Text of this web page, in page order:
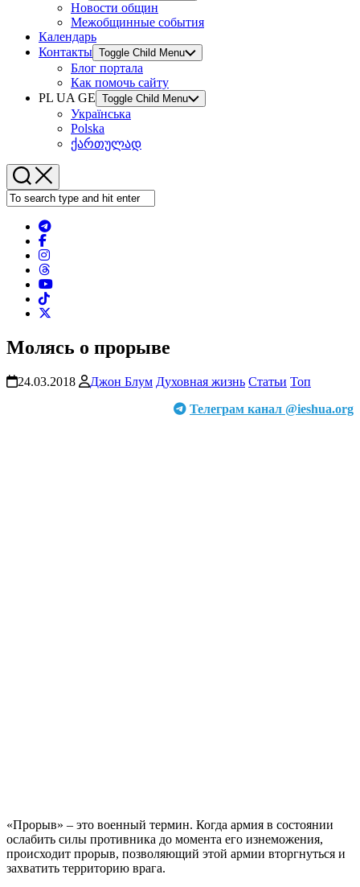
Новости общин
Межобщинные события
Календарь
Контакты Toggle Child Menu
Блог портала
Как помочь сайту
PL UA GE Toggle Child Menu
Українська
Polska
ქართულად
Молясь о прорыве
24.03.2018 Джон Блум Духовная жизнь Статьи Топ
Телеграм канал @ieshua.org
«Прорыв» – это военный термин. Когда армия в состоянии
ослабить силы противника до момента его изнеможения,
происходит прорыв, позволяющий этой армии вторгнуться и
захватить территорию врага.